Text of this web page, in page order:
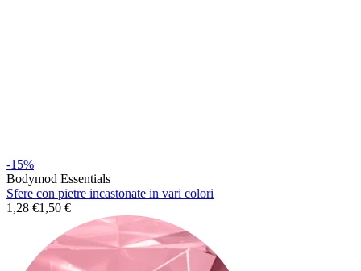
Gioielli in oro 14K
-15%
Bodymod Essentials
Sfere con pietre incastonate in vari colori
1,28 €1,50 €